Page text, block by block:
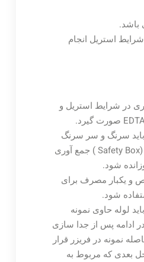
باشد.
استریل انجام
در شرایط استریل و
سرنگ و سر سرنگ
در یک سطل ایمنی (Safety Box ) جمع آوری
شود.
و یکبار مصرف برای
شود.
لوله حاوی نمونه
ادامه پس از جدا سازی
نمونه در فریزر قرار
بعدی که مربوط به